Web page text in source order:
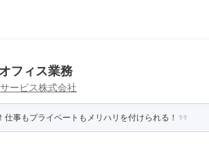
フィス業務
ービス株式会社
事もプライベートもメリハリを付けられる！